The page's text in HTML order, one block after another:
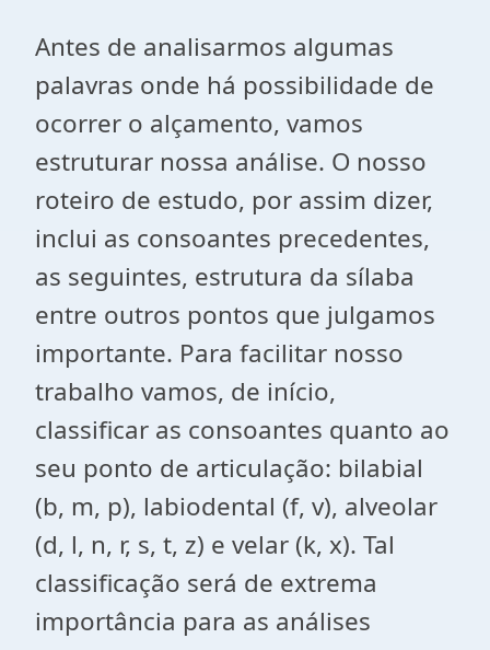
Antes de analisarmos algumas
palavras onde há possibilidade de
ocorrer o alçamento, vamos
estruturar nossa análise. O nosso
roteiro de estudo, por assim dizer,
inclui as consoantes precedentes,
as seguintes, estrutura da sílaba
entre outros pontos que julgamos
importante. Para facilitar nosso
trabalho vamos, de início,
classificar as consoantes quanto ao
seu ponto de articulação: bilabial
(b, m, p), labiodental (f, v), alveolar
(d, l, n, r, s, t, z) e velar (k, x). Tal
classificação será de extrema
importância para as análises